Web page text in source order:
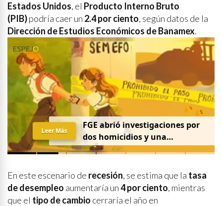
Estados Unidos, el Producto Interno Bruto
(PIB)podría caer un 2.4 por ciento, según datos de la
Dirección de Estudios Económicos de Banamex.
FGE abrió investigaciones por
dos homicidios y una
desaparición el 7 de agosto
Leer Más
En este escenario de recesión, se estima que la tasa
de desempleo aumentaría un4 por ciento, mientras
que el tipo de cambio cerraría el año en